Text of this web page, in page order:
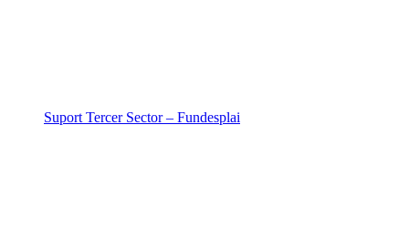
Suport Tercer Sector – Fundesplai